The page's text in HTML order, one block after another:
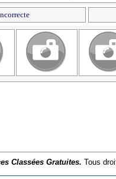
Classées Gratuites. Tous